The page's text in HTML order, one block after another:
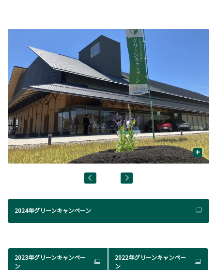
+
2024年グリーンキャンペーン
2023年グリーンキャンペー
ン
2022年グリーンキャンペー
ン